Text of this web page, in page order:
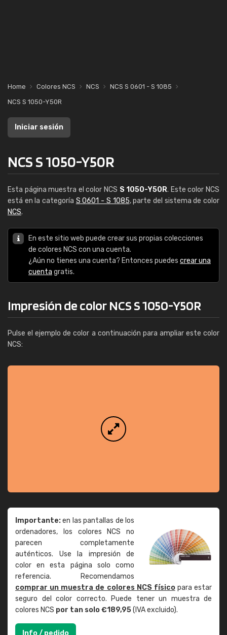
Home Colores NCS NCS
NCS S 0601 - S 1085
NCS S 1050-Y50R
Iniciar sesión
NCS S 1050-Y50R
Esta página muestra el color NCS S 1050-Y50R. Este color NCS
está en la categoría S 0601 - S 1085, parte del sistema de color
NCS.
En este sitio web puede crear sus propias colecciones
de colores NCS con una cuenta.
¿Aún no tienes una cuenta? Entonces puedes crear una
cuenta gratis.
Impresión de color NCS S 1050-Y50R
Pulse el ejemplo de color a continuación para ampliar este color
NCS:
Importante:en las pantallas de los
ordenadores, los colores NCS no
parecen completamente
auténticos. Use la impresión de
color en esta página solo como
referencia. Recomendamos
comprar un muestra de colores NCS físicopara estar
seguro del color correcto. Puede tener un muestra de
colores NCS por tan solo €189,95(IVA excluido).
Info / pedido